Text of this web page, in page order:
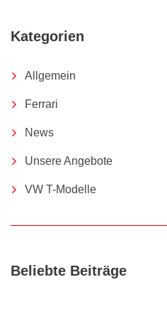
Kategorien
Allgemein
Ferrari
News
Unsere Angebote
VW T-Modelle
Beliebte Beiträge